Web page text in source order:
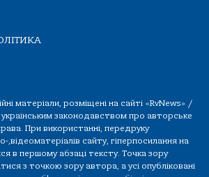
матеріали, розміщені на сайті «RvNews» /
законодавством про авторське
При використанні, передруку
,відеоматеріалів сайту, гіперпосилання на
в першому абзаці тексту. Точка зору
з точкою зору автора, а усі опубліковані